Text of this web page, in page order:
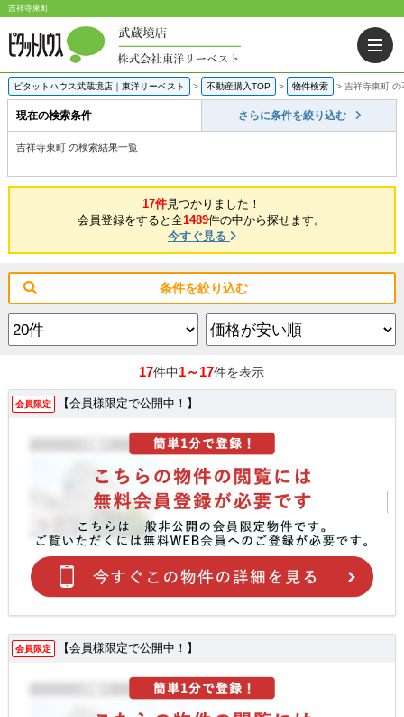
吉祥寺東町
ピタットハウス武蔵境店｜東洋リーベスト > 不動産購入TOP > 物件検索 > 吉祥寺東町 の
現在の検索条件 さらに条件を絞り込む
吉祥寺東町 の検索結果一覧
17件見つかりました！
会員登録をすると全1489件の中から探せます。
今すぐ見る
条件を絞り込む
17件中1～17件を表示
会員限定 【会員様限定で公開中！】
会員限定 【会員様限定で公開中！】